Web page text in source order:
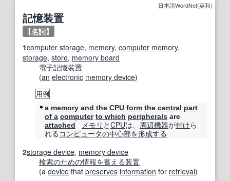
日本語WordNet(英和)
記憶装置
【名詞】
1computer storage, memory, computer memory,
storage, store, memory board
電子記憶装置
(an electronic memory device)
用例
a memory and the CPU form the central part
of a computer to which peripherals are
attached
メモリ とCPUは、 周辺機器が付けら
れる コンピュータの中心部を形成する
2storage device, memory device
検索のための情報を蓄える装置
(a device that preserves information for retrieval)